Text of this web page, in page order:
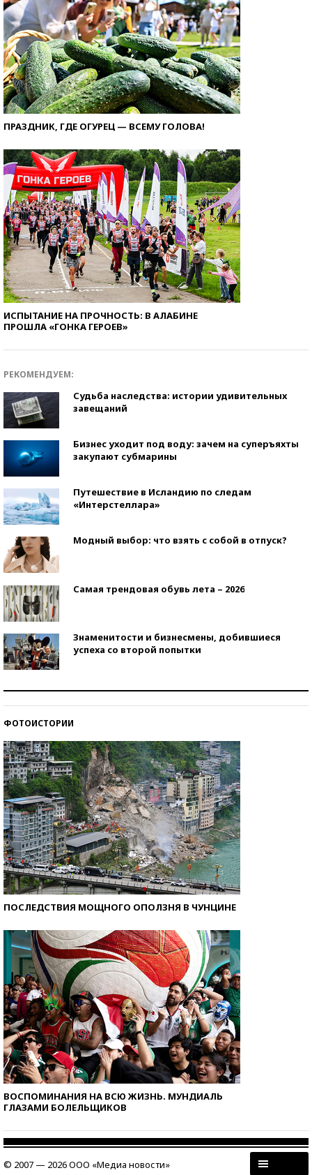
ПРАЗДНИК, ГДЕ ОГУРЕЦ — ВСЕМУ ГОЛОВА!
ИСПЫТАНИЕ НА ПРОЧНОСТЬ: В АЛАБИНЕ
ПРОШЛА «ГОНКА ГЕРОЕВ»
РЕКОМЕНДУЕМ:
Судьба наследства: истории удивительных
завещаний
Бизнес уходит под воду: зачем на суперъяхты
закупают субмарины
Путешествие в Исландию по следам
«Интерстеллара»
Модный выбор: что взять с собой в отпуск?
Самая трендовая обувь лета – 2026
Знаменитости и бизнесмены, добившиеся
успеха со второй попытки
ФОТОИСТОРИИ
ПОСЛЕДСТВИЯ МОЩНОГО ОПОЛЗНЯ В ЧУНЦИНЕ
ВОСПОМИНАНИЯ НА ВСЮ ЖИЗНЬ. МУНДИАЛЬ
ГЛАЗАМИ БОЛЕЛЬЩИКОВ
© 2007 — 2026 ООО «Медиа новости»